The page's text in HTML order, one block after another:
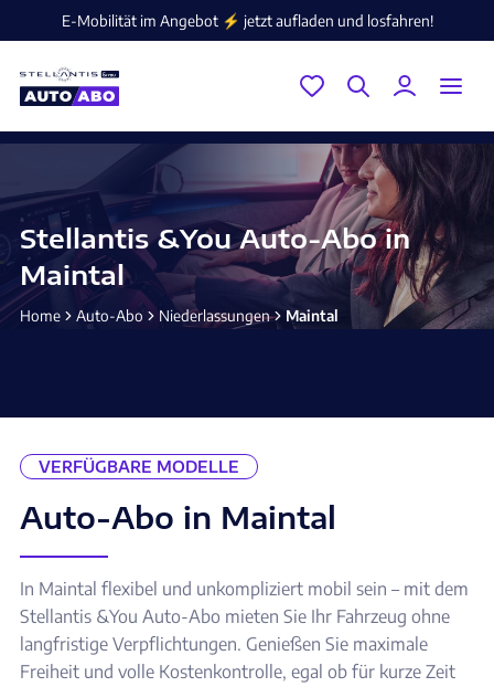
E-Mobilität im Angebot ⚡️ jetzt aufladen und losfahren!
Stellantis &You Auto-Abo in
Maintal
Home Auto-Abo Niederlassungen Maintal
VERFÜGBARE MODELLE
Auto-Abo in Maintal
In Maintal flexibel und unkompliziert mobil sein – mit dem
Stellantis &You Auto-Abo mieten Sie Ihr Fahrzeug ohne
langfristige Verpflichtungen. Genießen Sie maximale
Freiheit und volle Kostenkontrolle, egal ob für kurze Zeit